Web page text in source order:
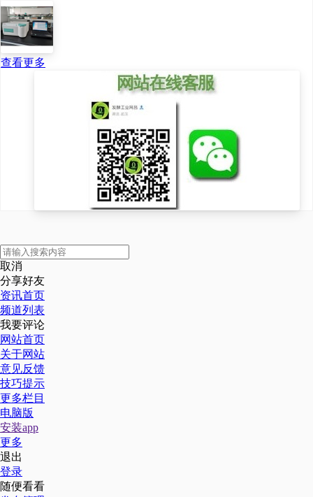
查看更多
取消
分享好友
资讯首页
频道列表
我要评论
网站首页
关于网站
意见反馈
技巧提示
更多栏目
电脑版
安装app
更多
退出
登录
随便看看